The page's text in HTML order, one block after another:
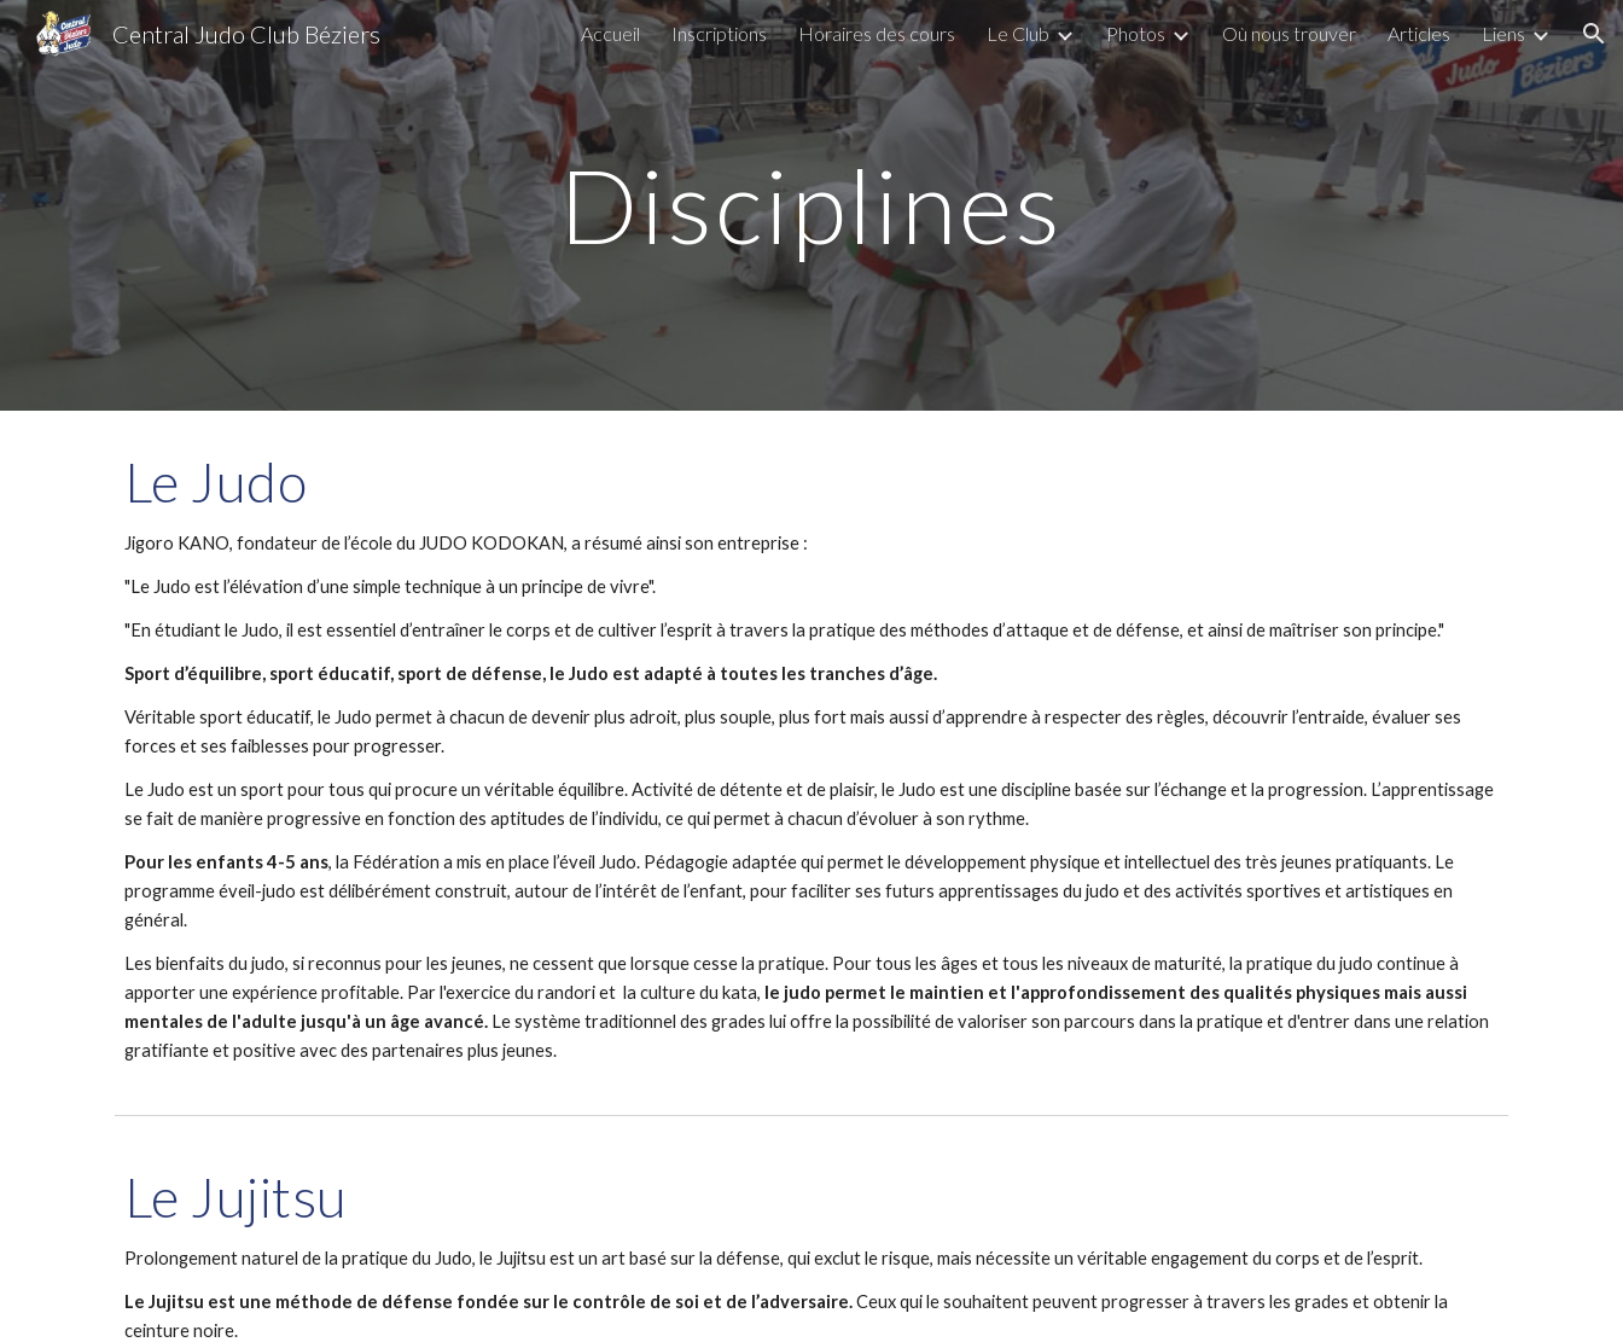
Skip to main content Skip to navigation
Central Judo Club Béziers Accueil Inscriptions Horaires des cours Le Club Photos Où nous trouver Articles Liens
Disciplines
Le Judo
Jigoro KANO, fondateur de l’école du JUDO KODOKAN, a résumé ainsi son entreprise :
"Le Judo est l’élévation d’une simple technique à un principe de vivre".
"En étudiant le Judo, il est essentiel d’entraîner le corps et de cultiver l’esprit à travers la pratique des méthodes d’attaque et de défense, et ainsi de maîtriser son principe."
Sport d’équilibre, sport éducatif, sport de défense, le Judo est adapté à toutes les tranches d’âge.
Véritable sport éducatif, le Judo permet à chacun de devenir plus adroit, plus souple, plus fort mais aussi d’apprendre à respecter des règles, découvrir l’entraide, évaluer ses
forces et ses faiblesses pour progresser.
Le Judo est un sport pour tous qui procure un véritable équilibre. Activité de détente et de plaisir, le Judo est une discipline basée sur l’échange et la progression. L’apprentissage
se fait de manière progressive en fonction des aptitudes de l’individu, ce qui permet à chacun d’évoluer à son rythme.
Pour les enfants 4-5 ans, la Fédération a mis en place l’éveil Judo. Pédagogie adaptée qui permet le développement physique et intellectuel des très jeunes pratiquants. Le
programme éveil-judo est délibérément construit, autour de l’intérêt de l’enfant, pour faciliter ses futurs apprentissages du judo et des activités sportives et artistiques en
général.
Les bienfaits du judo, si reconnus pour les jeunes, ne cessent que lorsque cesse la pratique. Pour tous les âges et tous les niveaux de maturité, la pratique du judo continue à
apporter une expérience profitable. Par l'exercice du randori et  la culture du kata, le judo permet le maintien et l'approfondissement des qualités physiques mais aussi
mentales de l'adulte jusqu'à un âge avancé. Le système traditionnel des grades lui offre la possibilité de valoriser son parcours dans la pratique et d'entrer dans une relation
gratifiante et positive avec des partenaires plus jeunes.
Le Jujitsu
Prolongement naturel de la pratique du Judo, le Jujitsu est un art basé sur la défense, qui exclut le risque, mais nécessite un véritable engagement du corps et de l’esprit.
Le Jujitsu est une méthode de défense fondée sur le contrôle de soi et de l’adversaire. Ceux qui le souhaitent peuvent progresser à travers les grades et obtenir la
ceinture noire.